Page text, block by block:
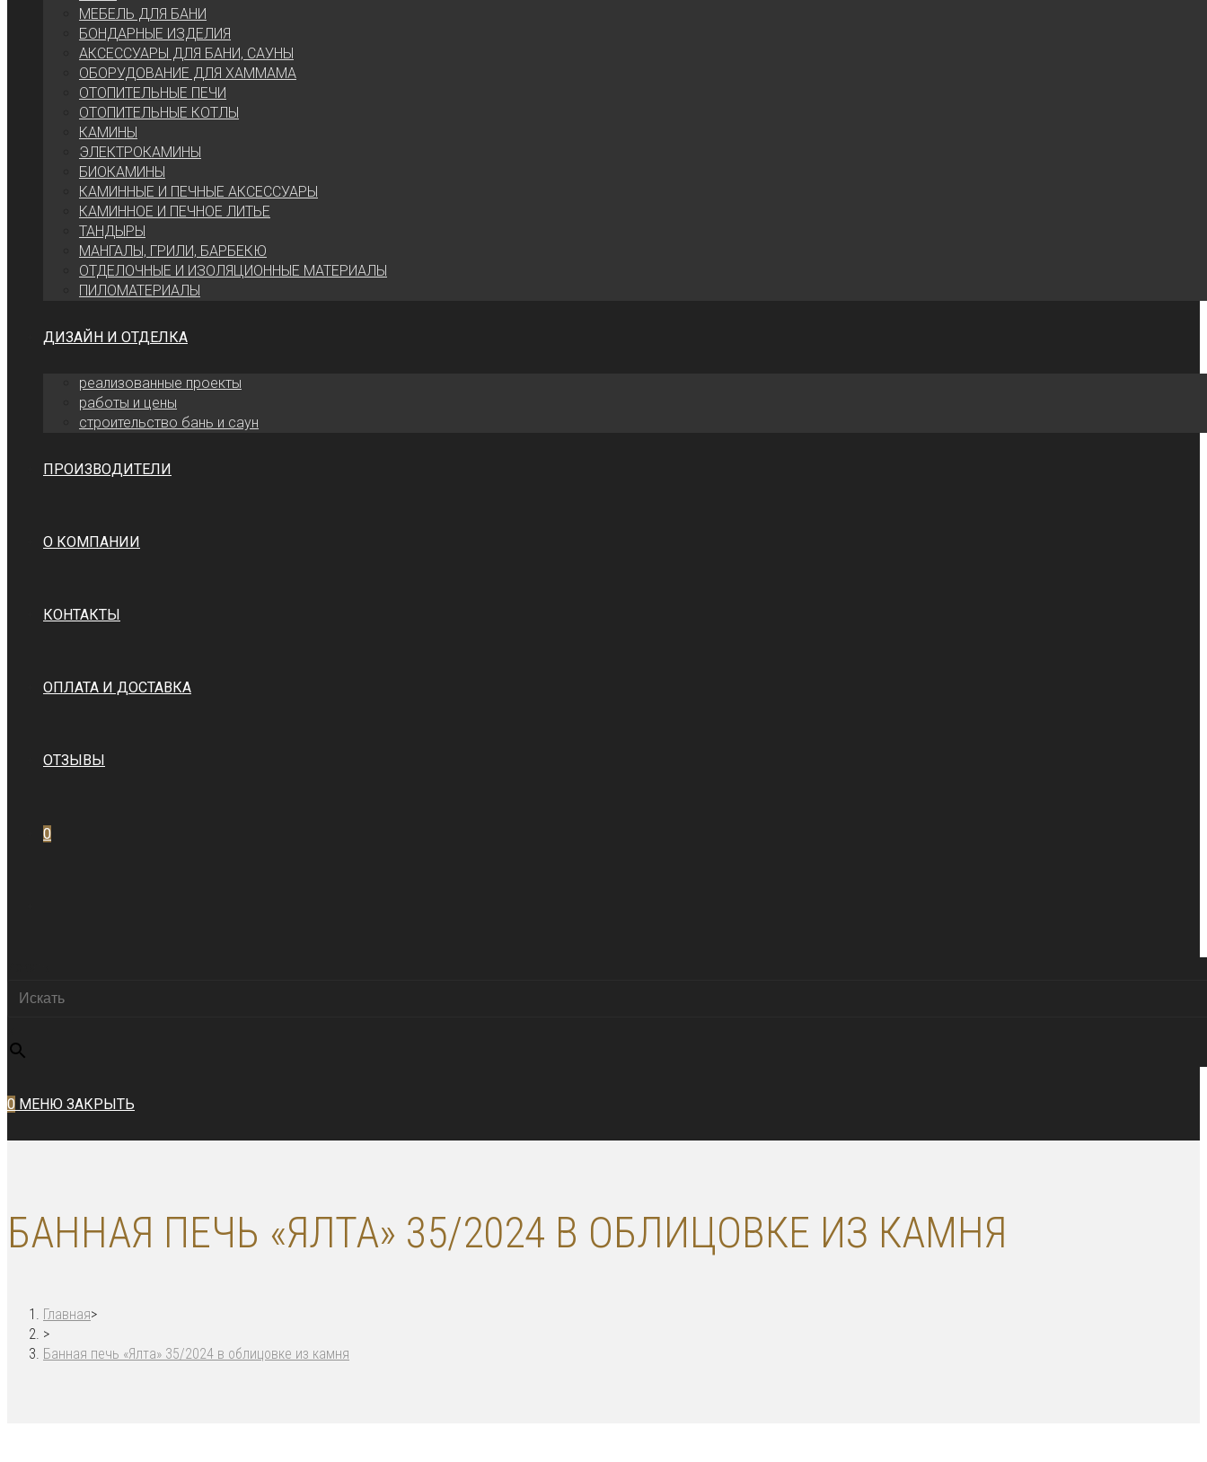
МЕБЕЛЬ ДЛЯ БАНИ
БОНДАРНЫЕ ИЗДЕЛИЯ
АКСЕССУАРЫ ДЛЯ БАНИ, САУНЫ
ОБОРУДОВАНИЕ ДЛЯ ХАММАМА
ОТОПИТЕЛЬНЫЕ ПЕЧИ
ОТОПИТЕЛЬНЫЕ КОТЛЫ
КАМИНЫ
ЭЛЕКТРОКАМИНЫ
БИОКАМИНЫ
КАМИННЫЕ И ПЕЧНЫЕ АКСЕССУАРЫ
КАМИННОЕ И ПЕЧНОЕ ЛИТЬЕ
ТАНДЫРЫ
МАНГАЛЫ, ГРИЛИ, БАРБЕКЮ
ОТДЕЛОЧНЫЕ И ИЗОЛЯЦИОННЫЕ МАТЕРИАЛЫ
ПИЛОМАТЕРИАЛЫ
ДИЗАЙН И ОТДЕЛКА
реализованные проекты
работы и цены
cтроительство бань и саун
ПРОИЗВОДИТЕЛИ
О КОМПАНИИ
КОНТАКТЫ
ОПЛАТА И ДОСТАВКА
ОТЗЫВЫ
0
0 МЕНЮ ЗАКРЫТЬ
БАННАЯ ПЕЧЬ «ЯЛТА» 35/2024 В ОБЛИЦОВКЕ ИЗ КАМНЯ
Главная>
>
Банная печь «Ялта» 35/2024 в облицовке из камня